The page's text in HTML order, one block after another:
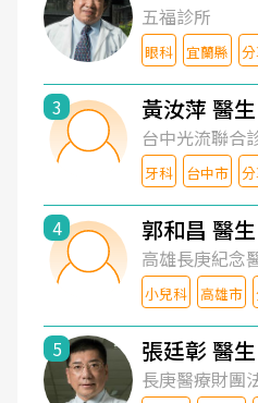
五福診所
眼科 宜蘭縣
3 黃汝萍 醫生
台中光流聯合
牙科 台中市
4 郭和昌 醫生
高雄長庚紀念
小兒科 高雄市
5 張廷彰 醫生
長庚醫療財團